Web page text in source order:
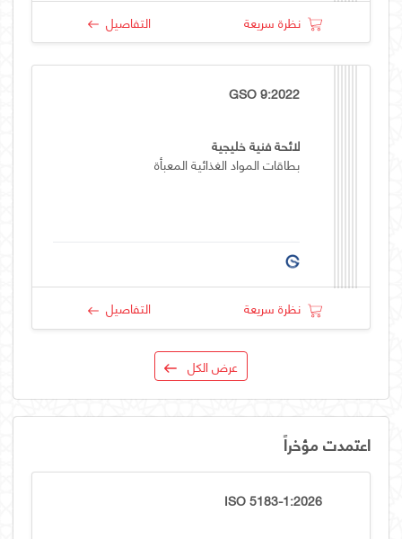
نظرة سريعة التفاصيل
GSO 9:2022
لائحة فنية خليجية
بطاقات المواد الغذائية المعبأة
نظرة سريعة التفاصيل
عرض الكل
اعتمدت مؤخراً
ISO 5183-1:2026